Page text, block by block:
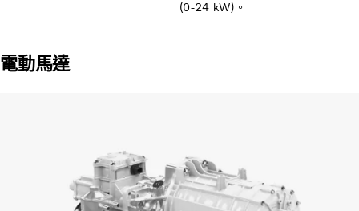
(0-24 kW)。
電動馬達